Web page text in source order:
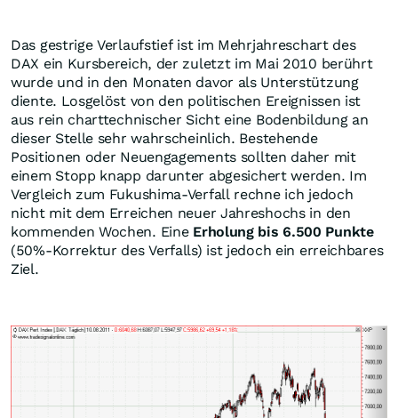
Das gestrige Verlaufstief ist im Mehrjahreschart des
DAX ein Kursbereich, der zuletzt im Mai 2010 berührt
wurde und in den Monaten davor als Unterstützung
diente. Losgelöst von den politischen Ereignissen ist
aus rein charttechnischer Sicht eine Bodenbildung an
dieser Stelle sehr wahrscheinlich. Bestehende
Positionen oder Neuengagements sollten daher mit
einem Stopp knapp darunter abgesichert werden. Im
Vergleich zum Fukushima-Verfall rechne ich jedoch
nicht mit dem Erreichen neuer Jahreshochs in den
kommenden Wochen. Eine Erholung bis 6.500 Punkte
(50%-Korrektur des Verfalls) ist jedoch ein erreichbares
Ziel.